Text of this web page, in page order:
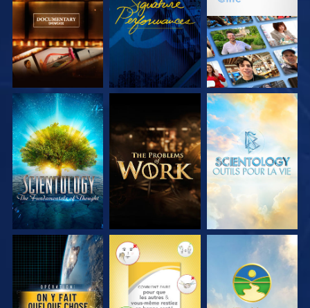
SÉRIES
DÉCOUVRIR LES
SÉRIES
DÉCOUVRIR LES
SÉRIES
DÉCOUVRIR LES
SÉRIES
REGARDER REGARDER REGARDER